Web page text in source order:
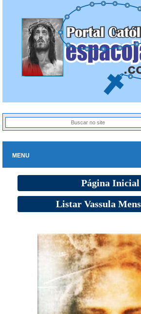
MENU
Página Inicial
Listar Vassula